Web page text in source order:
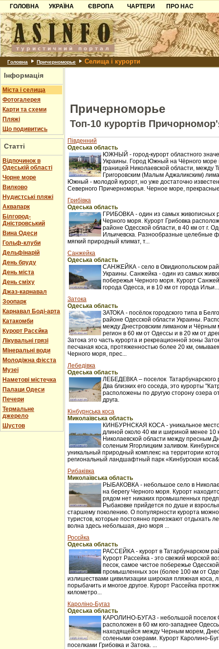
ГОЛОВНА
УКРАЇНА
Карпати
Азов
Причорноморря
Шацьк
ЄВРОПА
Чорногорія
Хорватія
Болгарія
Албанія
ЧАРТЕРИ
ПРО НАС
Контакти
Партнерам
Додати готель
Головна Причерноморье Селища і курорти
Інформація
Міста і селища
Фотогалерея
Карти та схеми
Пляжі
Що подивитись
Статті
Відпочинок в
Одеській області
Чорне море
Вилково
Нудистські пляжі
Аквапарк
Білгород-
Дністровський
Вина Одеси
Гольф-клуби
Дельфінарій
День бруду
День міста
День сміху
Джаз-карнавал
Зоопарк
Карнавал Боді-арта
Катакомби
Курорт Расєйка
Лікувальні грязі
Мінеральні води
Молодіжна фієста
Музеї
Наметові містечка
Палаци Одеси
Печери
Термальне
джерело
Шустов
Причерноморье
Топ-10 курортів
Південний
Одеська область
ЮЖНЫЙ - город-курорт областного
Украины. Город Южный на Чёрного море
границей Николаевской области, между
Григоровским (Малым Аджаликским)
Южный - молодой курорт, но уже достаточно
Северного Причерноморья. Черное море,
Грибівка
Одеська область
ГРИБОВКА - один из самых живописных
Черного моря. Курорт Грибовка
районе Одесской области, в 40 км от г.
Ильичевска. Разнообразные целебные
мягкий природный климат, т...
Санжейка
Одеська область
САНЖЕЙКА - село в Овидиопольском
Украины. Санжейка - один из самых
побережья Черного моря. Курорт
города Одесса, и в 10 км от города Ильи...
Затока
Одеська область
ЗАТОКА - посёлок городского типа в
районе Одесской области Украины.
между Днестровским лиманом и Чёрным
регион в 60 км от Одессы и в 20 км от
Затока это часть курорта и рекреационной зоны
песчаная коса, протяженностью более 20 км,
Черного моря, прес...
Лебедівка
Одеська область
ЛЕБЕДЕВКА – поселок Татарбунарского
Два близких его соседа, это курорты
расположены по другую сторону озера
друга.
Кінбурнська коса
Миколаївська область
КИНБУРНСКАЯ КОСА - уникальное
длиной около 40 км и шириной менее 10
Николаевской области между пресным
соленым Ягорлицким заливом.
уникальный природный комплекс на территории
региональный ландшафтный парк «Кинбурская
Рибаківка
Миколаївська область
РЫБАКОВКА - небольшое село в
на берегу Черного моря. Курорт
рядом нет никаких промышленных
Рыбаковке прийдется по душе и
старшему поколению. О популярности курорта
туристов, которые постоянно приезжают отдыхать
волна здесь небольшая, дно моря ...
Росєйка
Одеська область
РАССЕЙКА - курорт в Татарбунарском
Курорт Рассейка - это свежий морской
песок, самое чистое побережье
промышленных зон (более 100 км от
излишествами цивилизации широкая пляжная коса,
порыбачить и многое другое. Курорт Рассейка
километро...
Кароліно-Бугаз
Одеська область
КАРОЛИНО-БУГАЗ - небольшой поселок
расположен в 60 км юго-западнее
находящейся между Черным морем,
солеными озерами. Курорт Каролино-
поселками Грибовка и Затока. ...